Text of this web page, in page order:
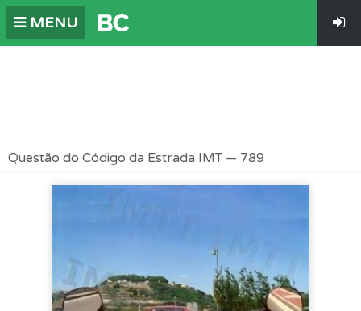
MENU
Questão do Código da Estrada IMT — 789